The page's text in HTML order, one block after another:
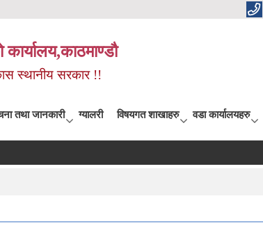
स्थानीय सरकार !!
तथा जानकारी ग्यालरी विषयगत शाखाहरु वडा कार्यालयहरु